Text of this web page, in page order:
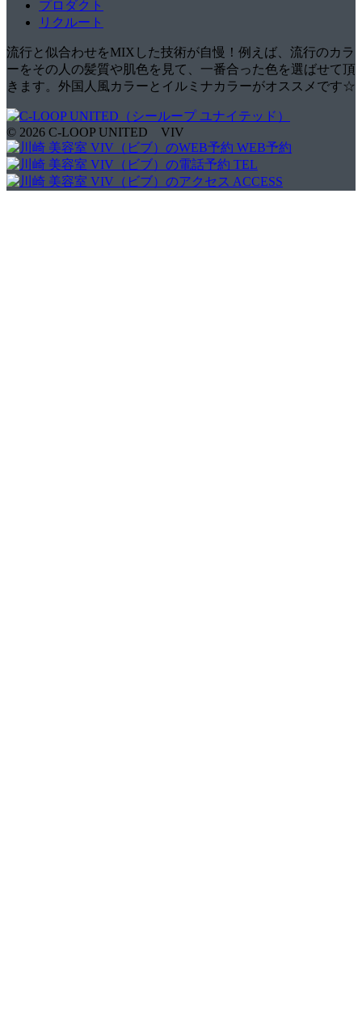
プロダクト
リクルート
流行と似合わせをMIXした技術が自慢！例えば、流行のカラ
ーをその人の髪質や肌色を見て、一番合った色を選ばせて頂
きます。外国人風カラーとイルミナカラーがオススメです☆
© 2026 C-LOOP UNITED VIV
WEB予約
TEL
ACCESS